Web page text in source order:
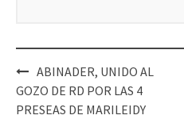
Post
navigation
ABINADER, UNIDO AL
GOZO DE RD POR LAS 4
PRESEAS DE MARILEIDY